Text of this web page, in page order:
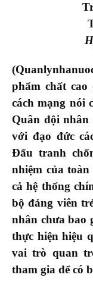
phẩm chất
cách mạng nói
Quân đội
với đạo đức
Đấu tranh
nhiệm của
cả hệ thống
bộ đảng viên
nhân chưa bao
thực hiện hiệu
vai trò quan
tham gia để có